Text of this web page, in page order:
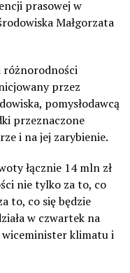
prasowej w
Małgorzata
różnorodności
przez
pomysłodawcą
przeznaczone
i na jej zarybienie.
łącznie 14 mln zł
nie tylko za to, co
to, co się będzie
w czwartek na
wiceminister klimatu i